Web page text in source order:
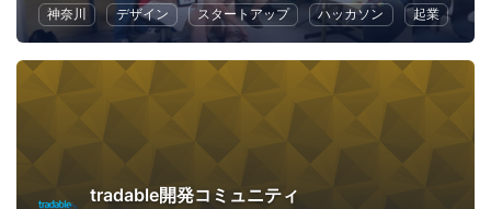
神奈川
デザイン スタートアップ ハッカソン 起業
tradable開発コミュニティ